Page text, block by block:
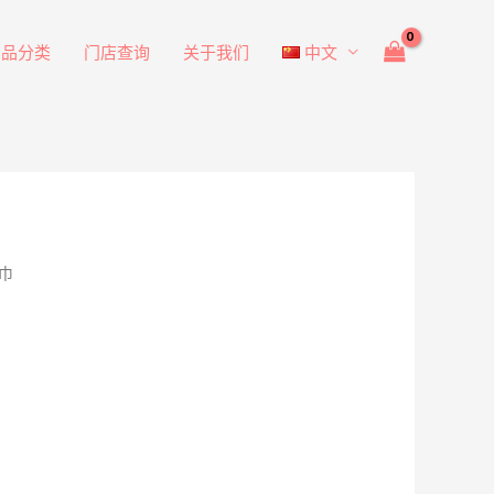
分类 门店查询 关于我们 中文